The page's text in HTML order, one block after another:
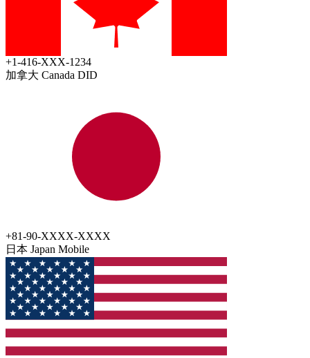
+1-416-XXX-1234
加拿大 Canada DID
+81-90-XXXX-XXXX
日本 Japan Mobile